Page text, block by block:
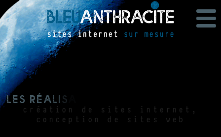
Les réalis
création de sites internet,
conception de sites web